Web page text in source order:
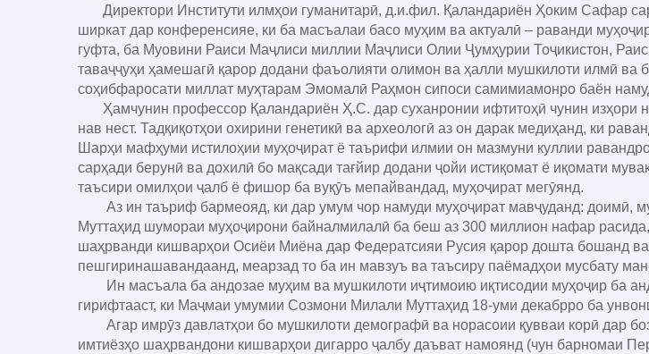
Директори Институти илмҳои гуманитарӣ, д.и.фил. Қаландариён Ҳоким Сафар
ширкат дар конференсияе, ки ба масъалаи басо муҳим ва актуалӣ – раванди
гуфта, ба Муовини Раиси Маҷлиси миллии Маҷлиси Олии Ҷумҳурии Тоҷикистон,
таваҷҷуҳи ҳамешагӣ қарор додани фаъолияти олимон ва ҳалли мушкилоти илмӣ
соҳибфаросати миллат муҳтарам Эмомалӣ Раҳмон сипоси самимиамонро баён
Ҳамчунин профессор Қаландариён Ҳ.С. дар суханронии ифтитоҳӣ чунин изҳори
нав нест. Тадқиқотҳои охирини генетикӣ ва археологӣ аз он дарак медиҳанд, ки
Шарҳи мафҳуми истилоҳии муҳоҷират ё таърифи илмии он мазмуни куллии
сарҳади берунӣ ва дохилӣ бо мақсади тағйир додани ҷойи истиқомат ё иқомати
таъсири омилҳои ҷалб ё фишор ба вуқӯъ мепайвандад, муҳоҷират мегӯянд.
Аз ин таъриф бармеояд, ки дар умум чор намуди муҳоҷират мавҷуданд: доимӣ,
Муттаҳид шумораи муҳоҷирони байналмилалӣ ба беш аз 300 миллион нафар
шаҳрванди кишварҳои Осиёи Миёна дар Федератсияи Русия қарор дошта бошанд
пешгиринашавандаанд, меарзад то ба ин мавзуъ ва таъсиру паёмадҳои мусбату
Ин масъала ба андозае муҳим ва мушкилоти иҷтимоию иқтисодии муҳоҷир ба
гирифтааст, ки Маҷмаи умумии Созмони Милали Муттаҳид 18-уми декабрро ба
Агар имрӯз давлатҳои бо мушкилоти демографӣ ва норасоии қувваи корӣ дар
имтиёзҳо шаҳрвандони кишварҳои дигарро ҷалбу даъват намоянд (чун барномаи